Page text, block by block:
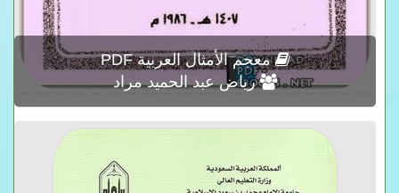
معجم الأمثال العربية PDF
رياض عبد الحميد مراد